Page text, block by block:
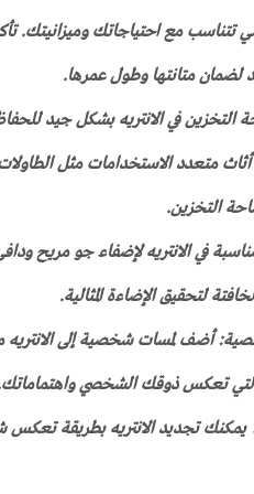
التي تتناسب مع احتياجاتك وميزانيتك.
لضمان متانتها وطول عمرها.
في الانتريه بشكل جيد
متعدد الاستخدامات مثل الطاولات
التخزين.
في الانتريه لإضفاء جو مريح
لتحقيق الإضاءة المثالية.
أضف لمسات شخصية إلى
تعكس ذوقك الشخصي
يمكنك تجديد الانتريه بطريقة